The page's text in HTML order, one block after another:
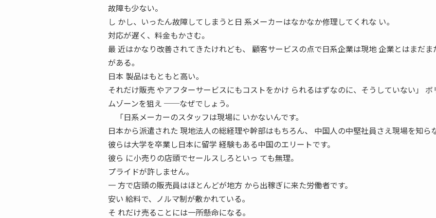
故障も少ない。
し かし、いったん故障してしまうと日 系メーカーはなかなか修理してくれな い。
対応が遅く、料金もかさむ。
最 近はかなり改善されてきたけれども、 顧客サービスの点で日系企業は現地 企業とはまだま
がある。
日本 製品はもともと高い。
それだけ販売 やアフターサービスにもコストをかけ られるはずなのに、そうしていない」 ボ
ムゾーンを狙え ──なぜでしょう。
「日系メーカーのスタッフは現場に いかないんです。
日本から派遣された 現地法人の総経理や幹部はもちろん、 中国人の中堅社員さえ現場を知ら
彼らは大学を卒業し日本に留学 経験もある中国のエリートです。
彼ら に小売りの店頭でセールスしろといっ ても無理。
プライドが許しません。
一 方で店頭の販売員はほとんどが地方 から出稼ぎに来た労働者です。
安い 給料で、ノルマ制が敷かれている。
そ れだけ売ることには一所懸命になる。